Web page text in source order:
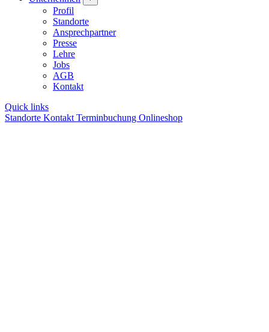
Profil
Standorte
Ansprechpartner
Presse
Lehre
Jobs
AGB
Kontakt
Quick links
Standorte Kontakt Terminbuchung Onlineshop